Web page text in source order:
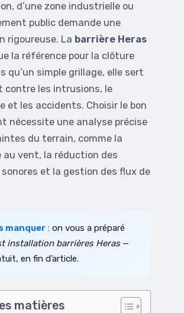
d’une zone industrielle ou
public demande une
rigoureuse. La barrière Heras
la référence pour la clôture
qu’un simple grillage, elle sert
contre les intrusions, le
et les accidents. Choisir le bon
nécessite une analyse précise
du terrain, comme la
au vent, la réduction des
et la gestion des flux de
manquer : on vous a préparé
installation barrières Heras—
en fin d’article.
matières